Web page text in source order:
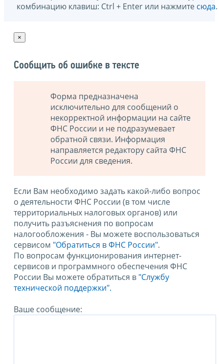
комбинацию клавиш: Ctrl + Enter или нажмите сюда.
×
Сообщить об ошибке в тексте
Форма предназначена
исключительно для сообщений о
некорректной информации на сайте
ФНС России и не подразумевает
обратной связи. Информация
направляется редактору сайта ФНС
России для сведения.
Если Вам необходимо задать какой-либо вопрос
о деятельности ФНС России (в том числе
территориальных налоговых органов) или
получить разъяснения по вопросам
налогообложения - Вы можете воспользоваться
сервисом "Обратиться в ФНС России".
По вопросам функционирования интернет-
сервисов и программного обеспечения ФНС
России Вы можете обратиться в "Службу
технической поддержки".
Ваше сообщение: